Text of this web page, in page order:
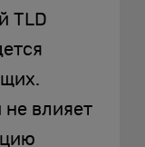
TLD
не влияет